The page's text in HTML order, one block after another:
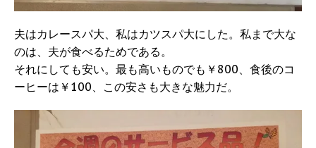
夫はカレースパ大、私はカツスパ大にした。私まで大な
のは、夫が食べるためである。
それにしても安い。最も高いものでも￥800、食後のコ
ーヒーは￥100、この安さも大きな魅力だ。